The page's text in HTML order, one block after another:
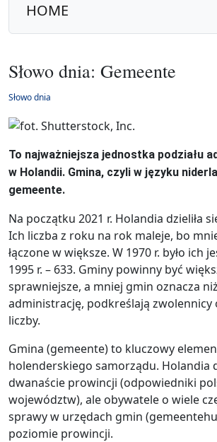
HOME
Słowo dnia: Gemeente
Słowo dnia
To najważniejsza jednostka podziału
w Holandii. Gmina, czyli w języku
gemeente.
Na początku 2021 r. Holandia dzieliła
Ich liczba z roku na rok maleje, bo
łączone w większe. W 1970 r. było ich
1995 r. – 633. Gminy powinny być
sprawniejsze, a mniej gmin oznacza
administrację, podkreślają zwolennicy
liczby.
Gmina (gemeente) to kluczowy
holenderskiego samorządu. Holandia
dwanaście prowincji (odpowiedniki
województw), ale obywatele o wiele
sprawy w urzędach gmin
poziomie prowincji.